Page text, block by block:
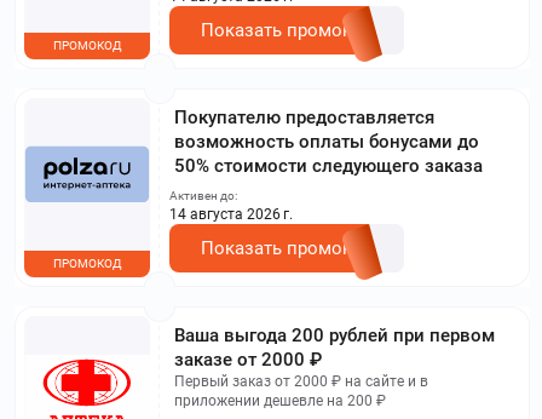
ПРОМОКОД
Показать промокод
Покупателю предоставляется
возможность оплаты бонусами до
50% стоимости следующего заказа
ПРОМОКОД
Активен до:
14 августа 2026 г.
Показать промокод
Ваша выгода 200 рублей при первом
заказе от 2000 ₽
Первый заказ от 2000 ₽ на сайте и в
приложении дешевле на 200 ₽